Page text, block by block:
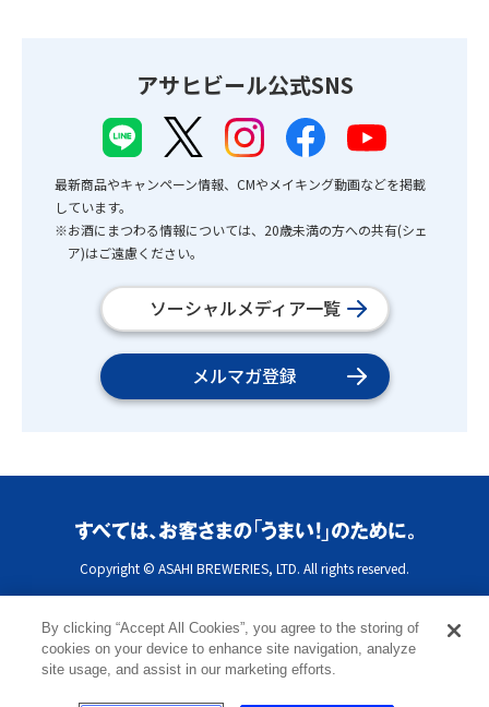
アサヒビール公式SNS
最新商品やキャンペーン情報、CMやメイキング動画などを掲載
しています。
※お酒にまつわる情報については、20歳未満の方への共有(シェ
ア)はご遠慮ください。
ソーシャルメディア一覧
メルマガ登録
Copyright © ASAHI BREWERIES, LTD. All rights reserved.
By clicking “Accept All Cookies”, you agree to the storing of
cookies on your device to enhance site navigation, analyze
site usage, and assist in our marketing efforts.